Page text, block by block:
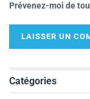
Prévenez-moi de
Catégories